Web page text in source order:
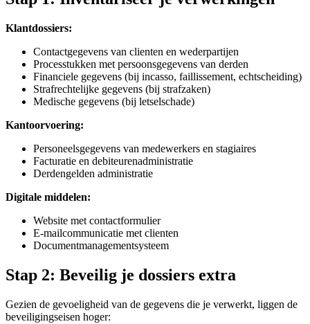
Klantdossiers:
Contactgegevens van clienten en wederpartijen
Processtukken met persoonsgegevens van derden
Financiele gegevens (bij incasso, faillissement, echtscheiding)
Strafrechtelijke gegevens (bij strafzaken)
Medische gegevens (bij letselschade)
Kantoorvoering:
Personeelsgegevens van medewerkers en stagiaires
Facturatie en debiteurenadministratie
Derdengelden administratie
Digitale middelen:
Website met contactformulier
E-mailcommunicatie met clienten
Documentmanagementsysteem
Stap 2: Beveilig je dossiers extra
Gezien de gevoeligheid van de gegevens die je verwerkt, liggen de
beveiligingseisen hoger: